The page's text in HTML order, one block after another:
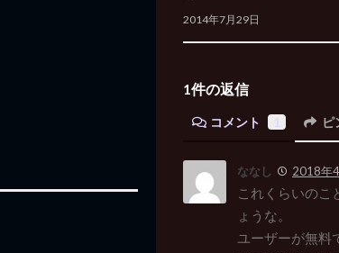
2014年7月29日
1件の返信
コメント ピ
ななし 2018年
これくらいのこ
ょうな。
ユーザーが無料